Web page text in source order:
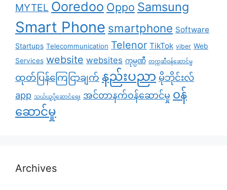
MYTEL Ooredoo Oppo Samsung
Smart Phone smartphone Software
Startups Telecommunication Telenor TikTok viber Web
Services website websites ကုမ္ပဏီ တက္ကဆီဝန်ဆောင်မှု
ထုတ်ပြန်ကြေငြာချက် နည်းပညာ မိုဘိုင်းလ်
app သယ်ယူပို့ဆောင်ရေး အင်တာနက်ဝန်ဆောင်မှု ၀န်
ဆောင်မှု
Archives